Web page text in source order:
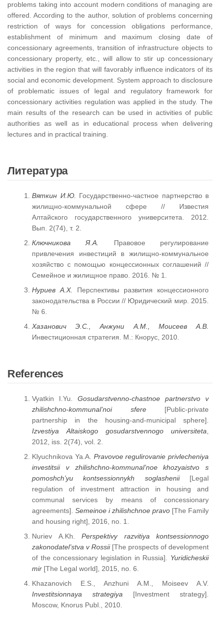
problems taking into account modern conditions of managing are
offered. According to the author, solution of problems concerning
restriction of ways for concession obligations performance,
establishment of minimum and maximum closing date of
concessionary agreements, transition of infrastructure objects to
concessionary property, etc., will allow to stir up concessionary
activities in the region that will favorably influence indicators of its
social and economic development. System approach to disclosure
of problematic issues of legal and regulatory framework for
concessionary activities regulation was applied in the study. The
main results of the research can be used in activities of public
authorities as well as in educational process when delivering
lectures and in practical training.
Литература
Вяткин И.Ю. Государственно-частное партнерство в
жилищно-коммунальной сфере // Известия
Алтайского государственного университета. 2012.
Вып. 2(74), т. 2.
Ключникова Я.А.
Правовое регулирование
привлечения инвестиций в жилищно-коммунальное
хозяйство с помощью концессионных соглашений //
Семейное и жилищное право. 2016. № 1.
Нуриев А.Х.
Перспективы развития концессионного
законодательства в России // Юридический мир. 2015.
№ 6.
Хазанович Э.С., Анжуни А.М., Моисеев А.В.
Инвестиционная стратегия. М.: Кнорус, 2010.
References
Vyatkin I.Yu. Gosudarstvenno-chastnoe partnerstvo v
zhilishchno-kommunal’noi sfere[Public-private
partnership in the housing-and-municipal sphere].
Izvestiya
Altaiskogo gosudarstvennogo universiteta
2012, iss. 2(74), vol. 2.
Klyuchnikova Ya.A. Pravovoe regulirovanie privlecheniya
investitsii v zhilishchno-kommunal’noe khozyaistvo s
pomoshch’yu kontsessionnykh soglashenii[Legal
regulation of investment attraction in housing and
communal services by means of concessionary
agreements]. Semeinoe i zhilishchnoe pravo [The Family
and housing right], 2016, no. 1.
Nuriev A.Kh. Perspektivy razvitiya kontsessionnogo
zakonodatel’stva v Rossii [The prospects of development
of the concessionary legislation in Russia]. Yuridicheskii
mir [The Legal world], 2015, no. 6.
Khazanovich E.S., Anzhuni A.M., Moiseev A.V.
Investitsionnaya strategiya [Investment strategy].
Moscow, Knorus Publ., 2010.